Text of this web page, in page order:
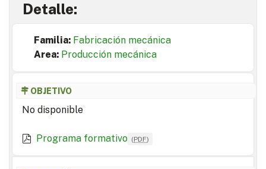
Detalle:
Familia: Fabricación mecánica
Area: Producción mecánica
OBJETIVO
No disponible
Programa formativo (PDF)